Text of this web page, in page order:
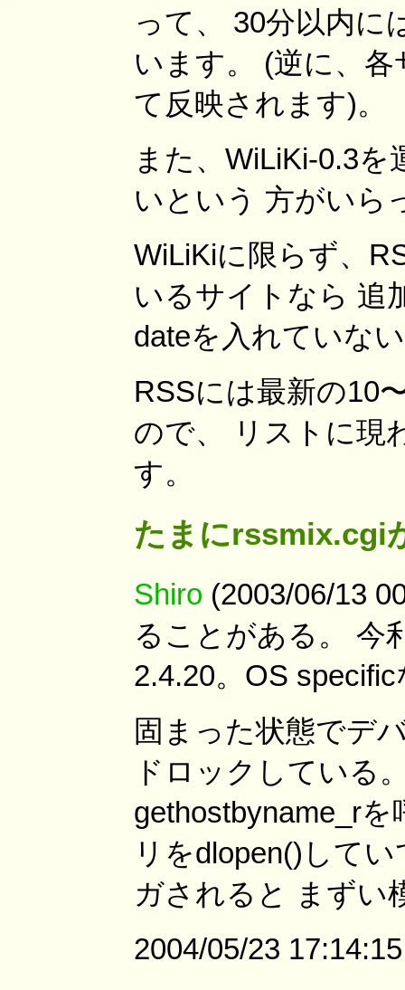
って、 30分以内に
います。 (逆に、
て反映されます)。
また、WiLiKi-0.3
いという 方がいら
WiLiKiに限らず、
いるサイトなら 追
dateを入れていな
RSSには最新の10
ので、 リストに現
す。
たまにrssmix.cgi
Shiro (2003/06/13
ることがある。 今
2.4.20。OS
固まった状態でデ
ドロックしている
gethostbyname_r
リをdlopen()して
ガされると まずい
2004/05/23